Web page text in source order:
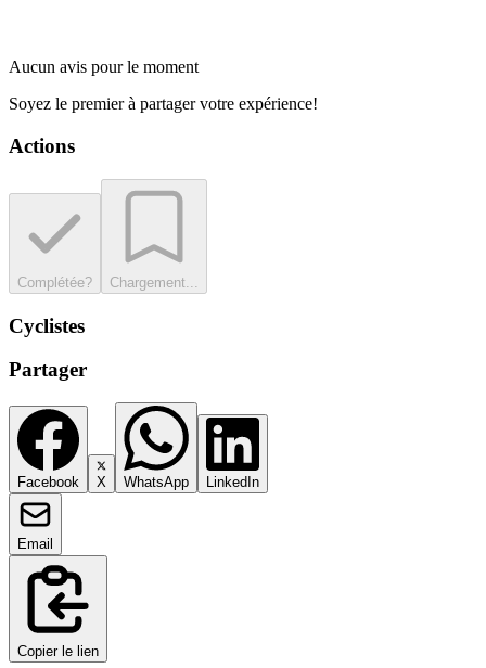
Aucun avis pour le moment
Soyez le premier à partager votre expérience!
Actions
Complétée? Chargement...
Cyclistes
Partager
Facebook X WhatsApp LinkedIn
Email
Copier le lien